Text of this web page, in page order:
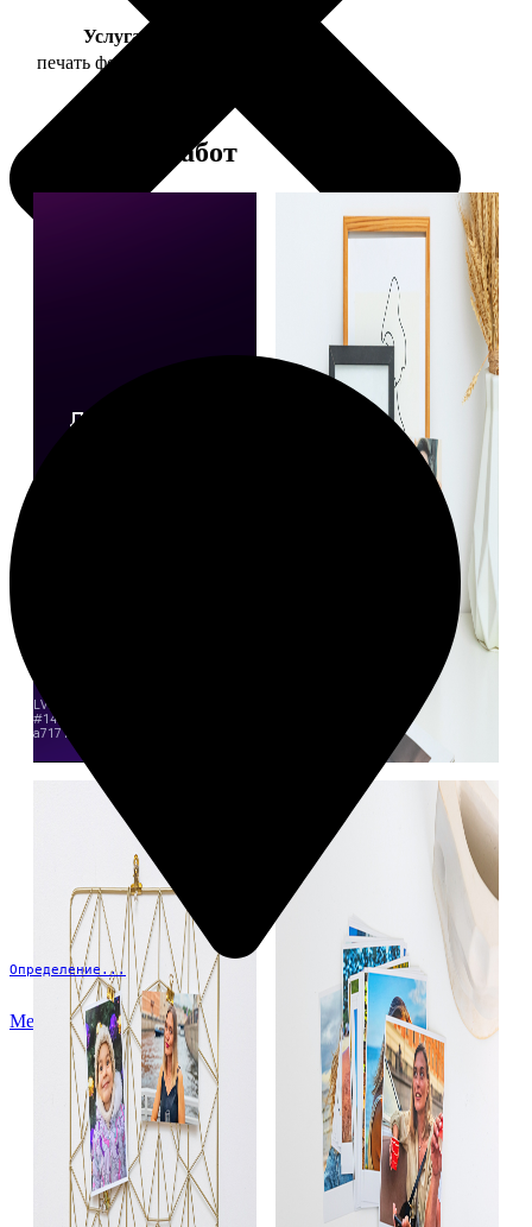
Определение...
Меню
Услуга
печать фото 13х18
Примеры работ